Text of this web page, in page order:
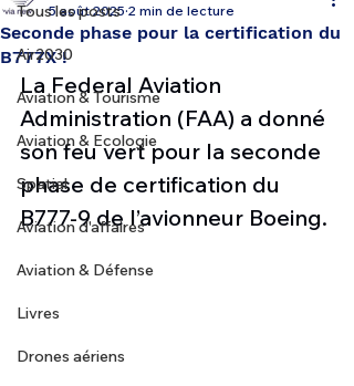
Tous les posts
Air2030
Aviation & Tourisme
Aviation & Ecologie
Spatial
Aviation d'affaires
Aviation & Défense
Livres
Drones aériens
Seconde phase pour la certification du
B777X !
5 août 2025 2 min de lecture
La Federal Aviation
Administration (FAA) a donné
son feu vert pour la seconde
phase de certification du
B777-9 de l’avionneur Boeing.